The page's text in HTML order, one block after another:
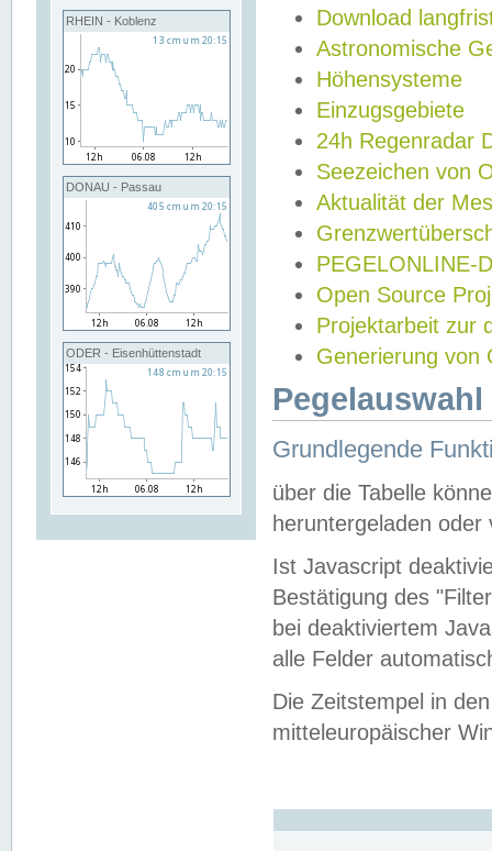
RHEIN - Koblenz
DONAU - Passau
ODER - Eisenhüttenstadt
Download
Astronomische
Höhensysteme
Einzugsgebiete
24h Regenradar
Seezeichen von
Aktualität der
PEGELONLINE-
Open Source
Projektarbeit zur
Generierung von
Grundlegende
über die Tabelle
heruntergeladen oder
Ist Javascript
Bestätigung des
bei deaktiviertem
alle Felder
Die Zeitstempel in
mitteleuropäischer